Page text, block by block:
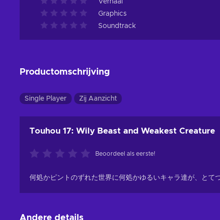
Verhaal
Graphics
Soundtrack
Productomschrijving
Single Player Zij Aanzicht
Touhou 17: Wily Beast and Weakest Creature
Beoordeel als eerste!
何処かピントのずれた世界に何処かゆるいキャラ達が、と
Andere details